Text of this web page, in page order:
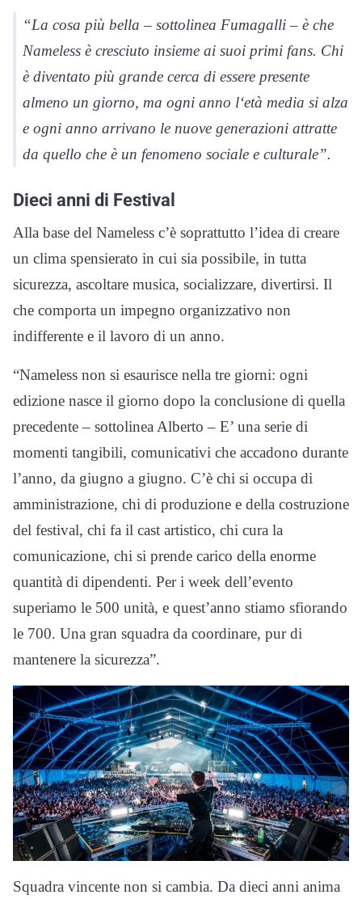
“La cosa più bella – sottolinea Fumagalli – è che
Nameless è cresciuto insieme ai suoi primi fans. Chi
è diventato più grande cerca di essere presente
almeno un giorno, ma ogni anno l‘età media si alza
e ogni anno arrivano le nuove generazioni attratte
da quello che è un fenomeno sociale e culturale”.
Dieci anni di Festival
Alla base del Nameless c’è soprattutto l’idea di creare
un clima spensierato in cui sia possibile, in tutta
sicurezza, ascoltare musica, socializzare, divertirsi. Il
che comporta un impegno organizzativo non
indifferente e il lavoro di un anno.
“Nameless non si esaurisce nella tre giorni: ogni
edizione nasce il giorno dopo la conclusione di quella
precedente – sottolinea Alberto – E’ una serie di
momenti tangibili, comunicativi che accadono durante
l’anno, da giugno a giugno. C’è chi si occupa di
amministrazione, chi di produzione e della costruzione
del festival, chi fa il cast artistico, chi cura la
comunicazione, chi si prende carico della enorme
quantità di dipendenti. Per i week dell’evento
superiamo le 500 unità, e quest’anno stiamo sfiorando
le 700. Una gran squadra da coordinare, pur di
mantenere la sicurezza”.
Squadra vincente non si cambia. Da dieci anni anima